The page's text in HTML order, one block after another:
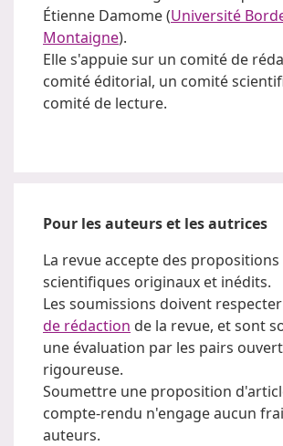
Étienne Damome (Université
Montaigne).
Elle s'appuie sur un comité de
comité éditorial, un comité
comité de lecture.
Pour les auteurs et les autrices
La revue accepte des
scientifiques originaux et inédits.
Les soumissions doivent
de rédaction de la revue, et sont
une évaluation par les pairs
rigoureuse.
Soumettre une proposition
compte-rendu n'engage aucun
auteurs.